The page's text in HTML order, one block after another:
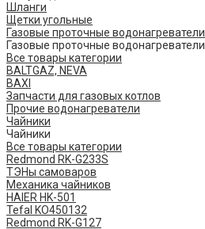
Шланги
Щетки угольные
Газовые проточные водонагреватели
Газовые проточные водонагреватели
Все товары категории
BALTGAZ, NEVA
BAXI
Запчасти для газовых котлов
Прочие водонагреватели
Чайники
Чайники
Все товары категории
Redmond RK-G233S
ТЭНы самоваров
Механика чайников
HAIER HK-501
Tefal KO450132
​Redmond ​RK-G127